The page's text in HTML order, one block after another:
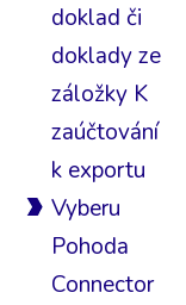
doklad či
doklady ze
záložky K
zaúčtování
k exportu
Vyberu
Pohoda
Connector